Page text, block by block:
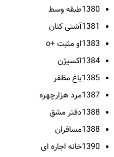
1380طبقه وسط
1381آشتی کنان
1383او مثبت +o
1384اکسیژن
1385باغ مظفر
1387مرد هزارچهره
1388دفتر مشق
1388مسافران
1390خانه اجاره ای